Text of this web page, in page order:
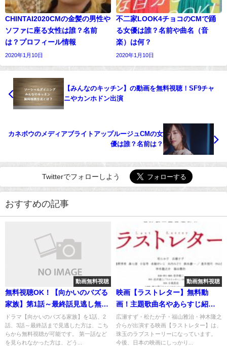
CHINTAI2020CMの金髪の男性や
ソファに座る女性は誰？名前
は？プロフィール情報
2020年1月10日
不二家LOOK4チョコのCMで踊
る女優は誰？名前や曲名（音
楽）は何？
2020年1月10日
【みんなのキッチン】の動画を無料視聴！SF9チャ
ニやカンホドン出演
カネボウのメディアブライトアップルージュCMの女
優は誰？名前は？
Twitterでフォローしよう
おすすめの記事
動画無料視聴
無料視聴OK！【向かいのバズる
家族】第1話～最終話見逃し無料
動画！
ドラマ【向かいのバズる家族】を1話、2
話、3話～最終話まで見逃した方は、こち
らから無料視聴が可能です。 第一話など
を見られなかった方は、どう...
動画無料視聴
映画【ラストレター】無料動
画！主題歌曲名やあらすじ紹
介！舞台挨拶はどこ？応募方法
も紹介！
広瀬すず・松たか子・福山雅治・神木隆之
介らが出演する映画【ラストレター】は、
珠玉のラブストーリーになっています。
今後、日本の映画にしっかり...